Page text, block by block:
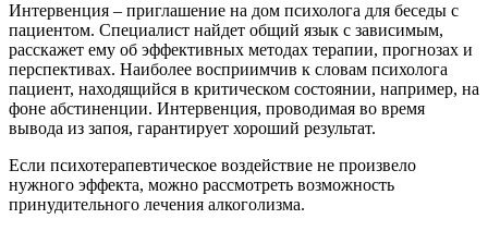
Интервенция – приглашение на дом психолога для беседы с
пациентом. Специалист найдет общий язык с зависимым,
расскажет ему об эффективных методах терапии, прогнозах и
перспективах. Наиболее восприимчив к словам психолога
пациент, находящийся в критическом состоянии, например, на
фоне абстиненции. Интервенция, проводимая во время
вывода из запоя, гарантирует хороший результат.
Если психотерапевтическое воздействие не произвело
нужного эффекта, можно рассмотреть возможность
принудительного лечения алкоголизма.